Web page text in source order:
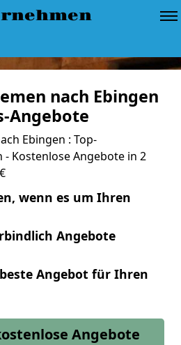
nach Ebingen
Angebote
Ebingen : Top-
Kostenlose Angebote in 2
wenn es um Ihren
Angebote
Angebot für Ihren
Angebote